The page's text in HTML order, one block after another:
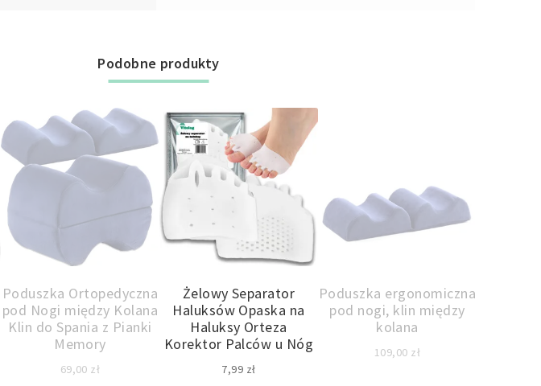
Podobne produkty
Poduszka Ortopedyczna
pod Nogi między Kolana
Klin do Spania z Pianki
Memory
69,00 zł
Żelowy Separator
Haluksów Opaska na
Haluksy Orteza
Korektor Palców u Nóg
7,99 zł
Poduszka ergonomiczna
pod nogi, klin między
kolana
109,00 zł